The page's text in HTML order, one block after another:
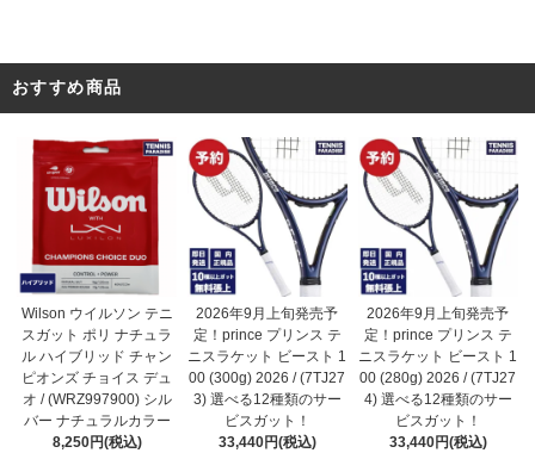
おすすめ商品
Wilson ウイルソン テニ
スガット ポリ ナチュラ
ル ハイブリッド チャン
ピオンズ チョイス デュ
オ / (WRZ997900) シル
バー ナチュラルカラー
8,250円(税込)
2026年9月上旬発売予
定！prince プリンス テ
ニスラケット ビースト 1
00 (300g) 2026 / (7TJ27
3) 選べる12種類のサー
ビスガット！
33,440円(税込)
2026年9月上旬発売予
定！prince プリンス テ
ニスラケット ビースト 1
00 (280g) 2026 / (7TJ27
4) 選べる12種類のサー
ビスガット！
33,440円(税込)